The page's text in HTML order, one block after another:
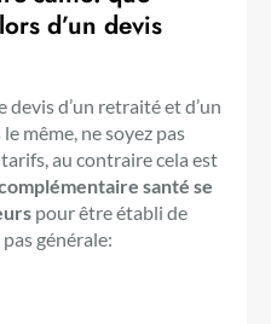
d’un devis
devis d’un retraité et d’un
même, ne soyez pas
au contraire cela est
santé se
pour être établi de
générale: